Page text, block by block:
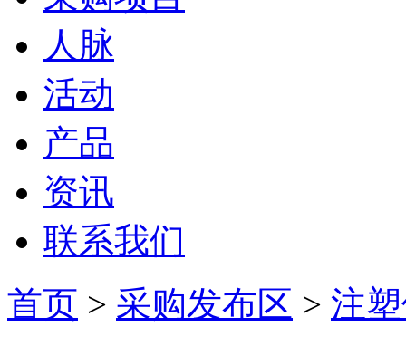
人脉
活动
产品
资讯
联系我们
首页 > 采购发布区 > 注